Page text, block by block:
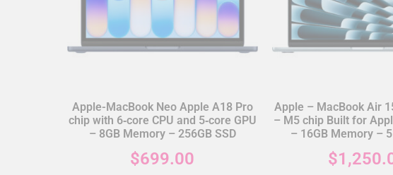
Apple-MacBook Neo Apple A18 Pro
chip with 6‑core CPU and 5‑core GPU
– 8GB Memory – 256GB SSD
$699.00
Apple – MacBook Air
– M5 chip Built for
– 16GB Memory –
$